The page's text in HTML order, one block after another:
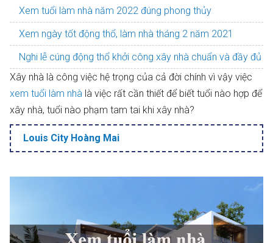
Xem tuổi làm nhà năm 2022 đúng phong thủy
Xem ngày tốt động thổ, làm nhà tháng 2 năm 2021
Nghi lễ cúng động thổ khởi công xây nhà chuẩn và đầy đủ
Xây nhà là công việc hệ trọng của cả đời chính vì vậy việc
xem tuổi làm nhà là việc rất cần thiết để biết tuổi nào hợp để
xây nhà, tuổi nào phạm tam tai khi xây nhà?
Louis City Hoàng Mai